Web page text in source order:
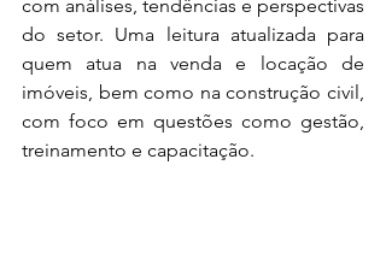
com análises, tendências e perspectivas
do setor. Uma leitura atualizada para
quem atua na venda e locação de
imóveis, bem como na construção civil,
com foco em questões como gestão,
treinamento e capacitação.